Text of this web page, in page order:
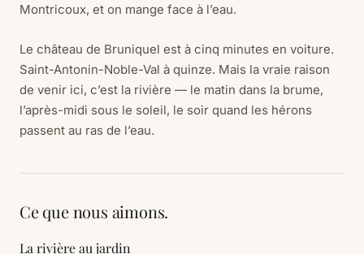
Montricoux, et on mange face à l’eau.
Le château de Bruniquel est à cinq minutes en voiture.
Saint-Antonin-Noble-Val à quinze. Mais la vraie raison
de venir ici, c’est la rivière — le matin dans la brume,
l’après-midi sous le soleil, le soir quand les hérons
passent au ras de l’eau.
Ce que nous aimons.
La rivière au jardin